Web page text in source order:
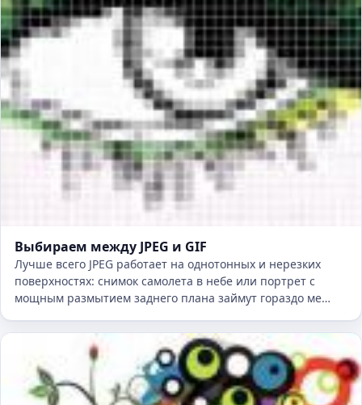
Выбираем между JPEG и GIF
Лучше всего JPEG работает на однотонных и нерезких
поверхностях: снимок самолета в небе или портрет с
мощным размытием заднего плана займут гораздо ме…